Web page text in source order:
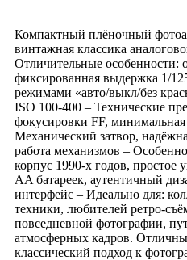
Компактный плёночный
винтажная классика
Отличительные особенности:
фиксированная выдержка 1/
режимами «авто/выкл/без
ISO 100-400 – Технические
фокусировки FF,
Механический затвор,
работа механизмов –
корпус 1990-х годов, простое
AA батареек, аутентичный
интерфейс – Идеально для:
техники, любителей ретро-
повседневной фотографии,
атмосферных кадров.
классический подход к